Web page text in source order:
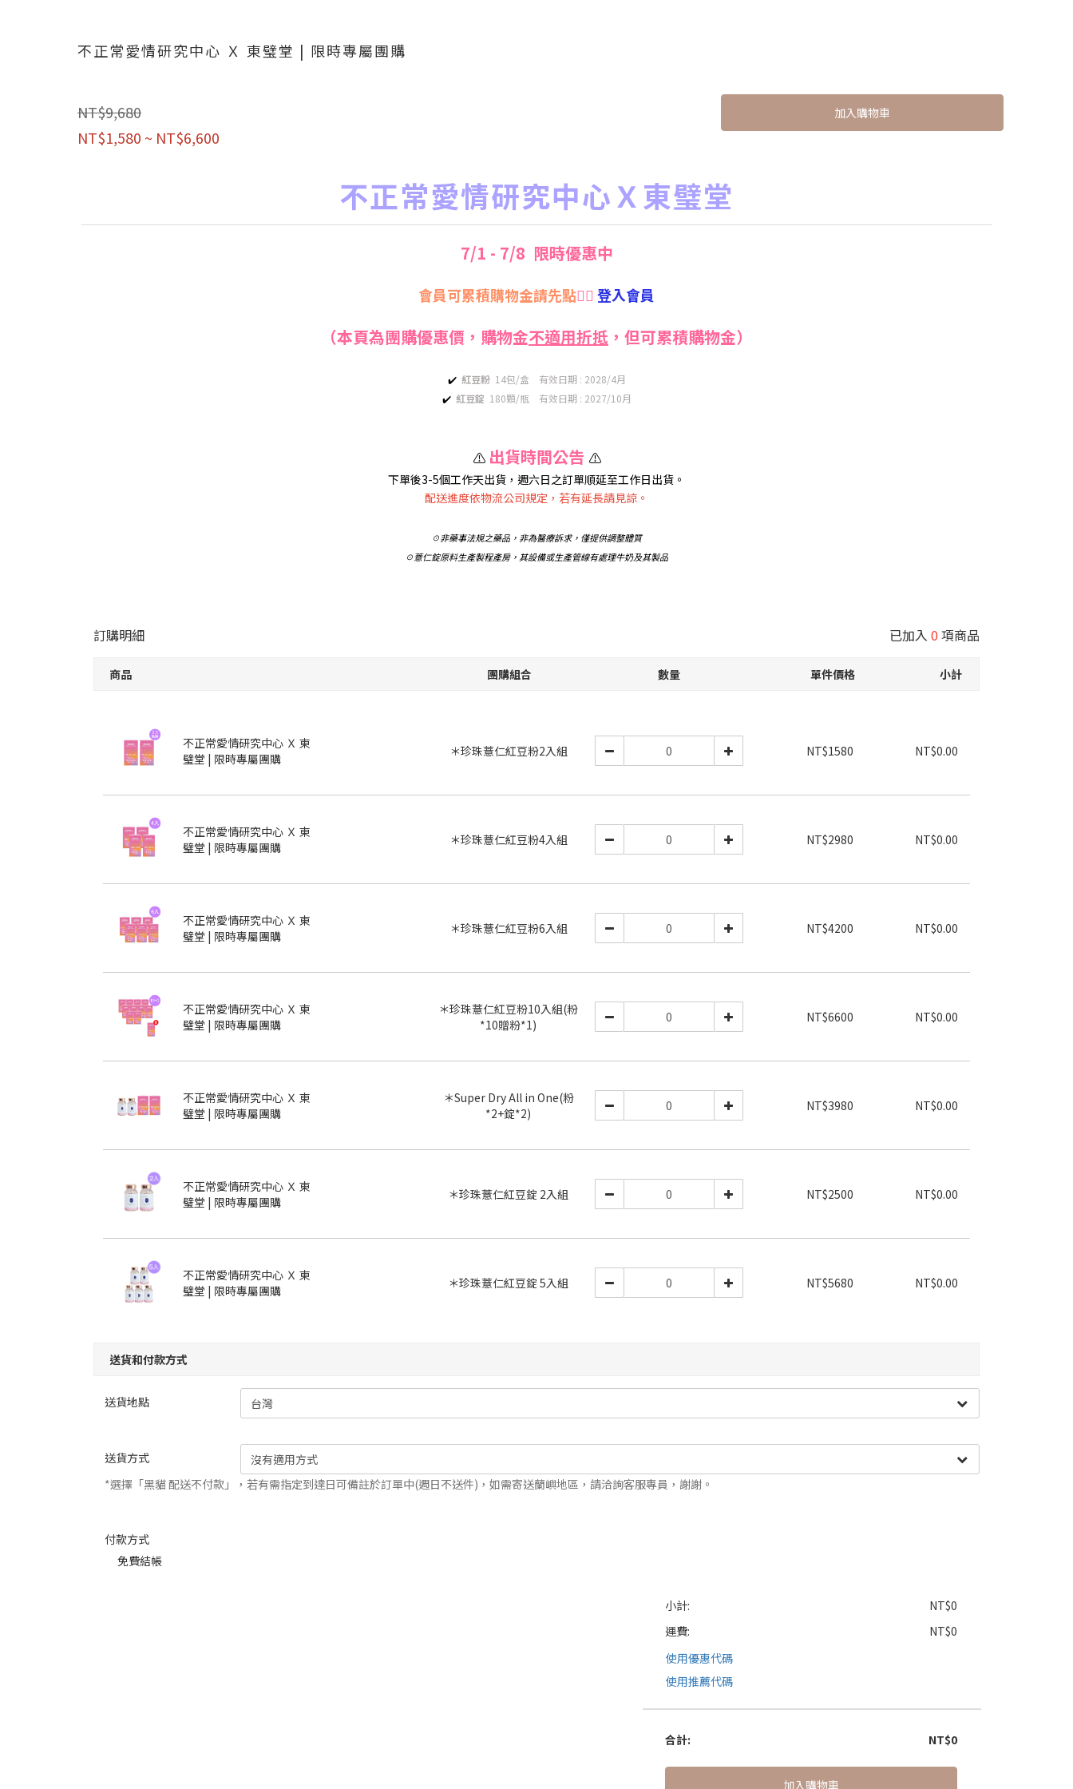
不正常愛情研究中心 Ｘ 東璧堂 | 限時專屬團購
NT$9,680
NT$1,580 ~ NT$6,600
加入購物車
不正常愛情研究中心Ｘ東璧堂
7/1 - 7/8 限時優惠中
會員可累積購物金請先點👉🏻 登入會員
（本頁為團購優惠價，購物金不適用折抵 ，但可累積購物金）
✔️ 紅豆粉14包/盒 有效日期 : 2028/4月
✔️ 紅豆錠 180顆/瓶 有效日期 : 2027/10月
⚠️ 出貨時間公告 ⚠️
下單後3-5個工作天出貨，週六日之訂單順延至工作日出貨。
配送進度依物流公司規定，若有延長請見諒。
☉非藥事法規之藥品，非為醫療訴求，僅提供調整體質
☉薏仁錠原料生產製程產房，其設備或生產管線有處理牛奶及其製品
訂購明細 已加入 0 項商品
商品 團購組合 數量 單件價格 小計
不正常愛情研究中心 Ｘ 東
璧堂 | 限時專屬團購
＊珍珠薏仁紅豆粉2入組 NT$1580 NT$0.00
不正常愛情研究中心 Ｘ 東
璧堂 | 限時專屬團購
＊珍珠薏仁紅豆粉4入組 NT$2980 NT$0.00
不正常愛情研究中心 Ｘ 東
璧堂 | 限時專屬團購
＊珍珠薏仁紅豆粉6入組 NT$4200 NT$0.00
不正常愛情研究中心 Ｘ 東
璧堂 | 限時專屬團購
＊珍珠薏仁紅豆粉10入組(粉
*10贈粉*1)
NT$6600 NT$0.00
不正常愛情研究中心 Ｘ 東
璧堂 | 限時專屬團購
＊Super Dry All in One(粉
*2+錠*2)
NT$3980 NT$0.00
不正常愛情研究中心 Ｘ 東
璧堂 | 限時專屬團購
＊珍珠薏仁紅豆錠 2入組 NT$2500 NT$0.00
不正常愛情研究中心 Ｘ 東
璧堂 | 限時專屬團購
＊珍珠薏仁紅豆錠 5入組 NT$5680 NT$0.00
送貨和付款方式
送貨地點
送貨方式
*選擇「黑貓 配送不付款」，若有需指定到達日可備註於訂單中(週日不送件)，如需寄送蘭嶼地區，請洽詢客服專員，謝謝。
付款方式
免費結帳
小計:
NT$0
運費:
NT$0
使用優惠代碼
使用推薦代碼
合計: NT$0
加入購物車